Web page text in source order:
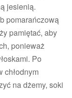
jesienią.
pomarańczową
pamiętać, aby
ponieważ
Po
chłodnym
na dżemy, soki